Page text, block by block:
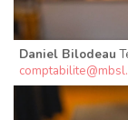
Daniel Bilodeau